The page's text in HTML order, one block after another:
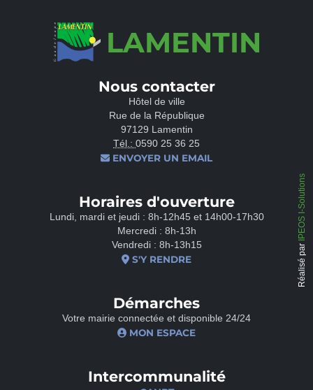
LAMENTIN
Nous contacter
Hôtel de ville
Rue de la République
97129 Lamentin
Tél.: 0590 25 36 25
ENVOYER UN EMAIL
Horaires d'ouverture
Lundi, mardi et jeudi : 8h-12h45 et 14h00-17h30
Mercredi : 8h-13h
Vendredi : 8h-13h15
S'Y RENDRE
Démarches
Votre mairie connectée et disponible 24/24
MON ESPACE
Intercommunalité
Réalisé par
IPEOS I-Solutions